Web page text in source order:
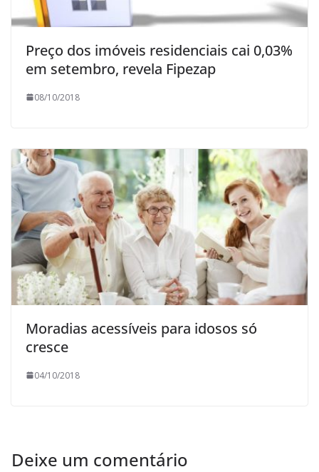
Preço dos imóveis residenciais cai 0,03%
em setembro, revela Fipezap
08/10/2018
Moradias acessíveis para idosos só
cresce
04/10/2018
Deixe um comentário